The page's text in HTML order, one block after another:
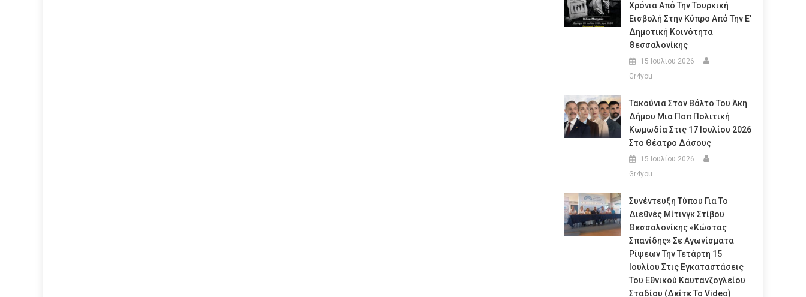
Χρόνια Από Την Τουρκική
Εισβολή Στην Κύπρο Από Την Ε’
Δημοτική Κοινότητα
Θεσσαλονίκης
15 Ιουλίου 2026
Gr4you
Τακούνια Στον Βάλτο Του Άκη
Δήμου Μια Ποπ Πολιτική
Κωμωδία Στις 17 Ιουλίου 2026
Στο Θέατρο Δάσους
15 Ιουλίου 2026
Gr4you
Συνέντευξη Τύπου Για Το
Διεθνές Μίτινγκ Στίβου
Θεσσαλονίκης «Κώστας
Σπανίδης» Σε Αγωνίσματα
Ρίψεων Την Τετάρτη 15
Ιουλίου Στις Εγκαταστάσεις
Του Εθνικού Καυτανζογλείου
Σταδίου (Δείτε Το Video)